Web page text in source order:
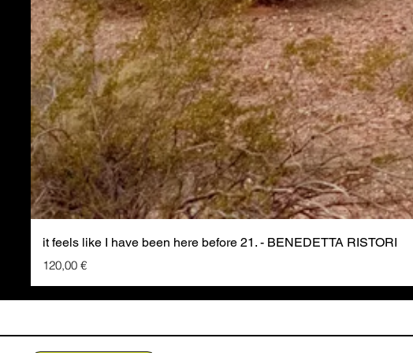
it feels like I have been here before 21. - BENEDETTA RISTORI
Prezzo
120,00 €